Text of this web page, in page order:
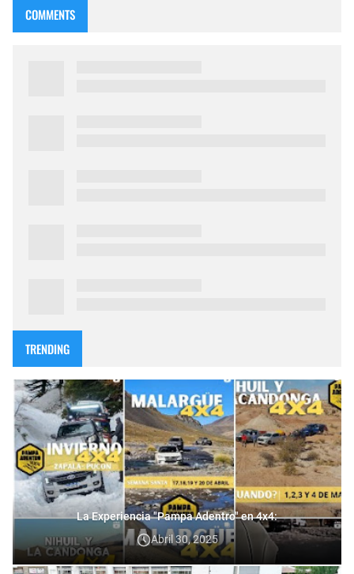
COMMENTS
TRENDING
La Experiencia "Pampa Adentro" en 4x4:
Abril 30, 2025